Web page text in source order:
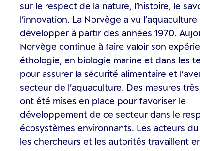
sur le respect de la nature, l’histoire, le
l’innovation. La Norvège a vu l’aquaculture
développer à partir des années 1970.
Norvège continue à faire valoir son
éthologie, en biologie marine et dans les
pour assurer la sécurité alimentaire et
secteur de l’aquaculture. Des mesures
ont été mises en place pour favoriser le
développement de ce secteur dans le
écosystèmes environnants. Les acteurs
les chercheurs et les autorités travaillent